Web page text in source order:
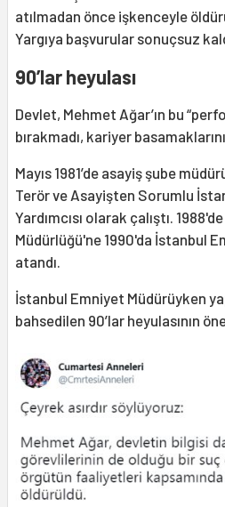
atılmadan önce işkenceyle
Yargıya başvurular sonuçsuz
90’lar heyulası
Devlet, Mehmet Ağar’ın bu
bırakmadı, kariyer basamaklarını
Mayıs 1981’de asayiş şube
Terör ve Asayişten Sorumlu
Yardımcısı olarak çalıştı.
Müdürlüğü'ne 1990'da İstanbul
atandı.
İstanbul Emniyet Müdürüyken
bahsedilen 90’lar heyulasının